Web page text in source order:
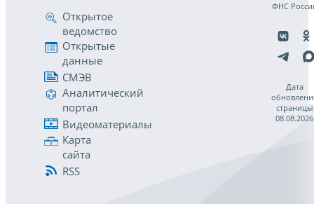
Открытое
ведомство
Открытые
данные
СМЭВ
Аналитический
портал
Видеоматериалы
Карта
сайта
RSS
ФНС
Дата
страницы
08.08.2026